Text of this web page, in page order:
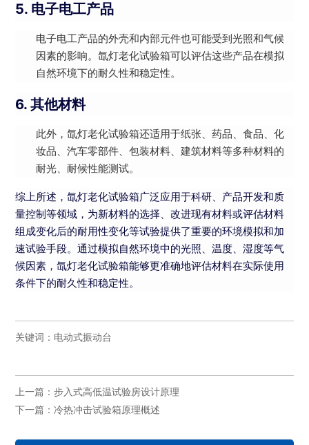
5. 电子电工产品
电子电工产品的外壳和内部元件也可能受到光照和气候
因素的影响。氙灯老化试验箱可以评估这些产品在模拟
自然环境下的耐久性和稳定性。
6. 其他材料
此外，氙灯老化试验箱还适用于纸张、药品、食品、化
妆品、汽车零部件、包装材料、建筑材料等多种材料的
耐光、耐候性能测试。
综上所述，氙灯老化试验箱广泛应用于科研、产品开发和质
量控制等领域，为新材料的选择、改进现有材料或评估材料
组成变化后的耐用性变化等试验提供了重要的环境模拟和加
速试验手段。通过模拟自然环境中的光照、温度、湿度等气
候因素，氙灯老化试验箱能够更准确地评估材料在实际使用
条件下的耐久性和稳定性。
关键词： 电动式振动台
上一篇： 步入式高低温试验房设计原理
下一篇： 冷热冲击试验箱原理概述